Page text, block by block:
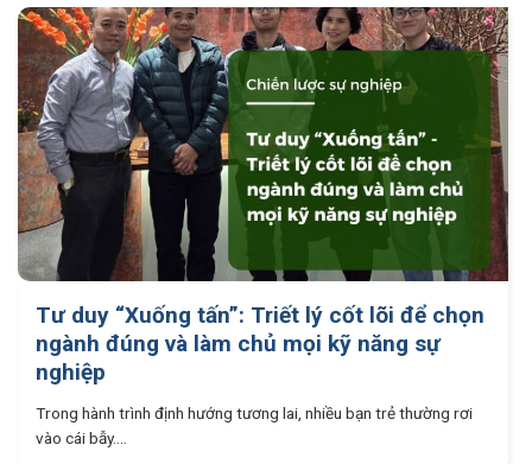
Tư duy “Xuống tấn”: Triết lý cốt lõi để chọn
ngành đúng và làm chủ mọi kỹ năng sự
nghiệp
Trong hành trình định hướng tương lai, nhiều bạn trẻ thường rơi
vào cái bẫy....